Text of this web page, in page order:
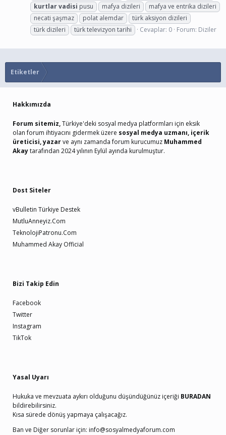
kurtlarvadisi pusu mafya dizileri
mafya ve entrika dizileri
necati şaşmaz
polat alemdar
türk aksiyon dizileri
türk dizileri
türk televizyon tarihi Cevaplar: 0 Forum: Diziler
Etiketler
Hakkımızda
Forum sitemiz,Türkiye'deki sosyal medya platformları için eksik
olan forum ihtiyacını gidermek üzere sosyal medya uzmanı, içerik
üreticisi, yazarve aynı zamanda forum kurucumuz Muhammed
Akaytarafından 2024 yılının Eylül ayında kurulmuştur.
Dost Siteler
vBulletin Türkiye Destek
MutluAnneyiz.Com
TeknolojiPatronu.Com
Muhammed Akay Official
Bizi Takip Edin
Facebook
Twitter
Instagram
TikTok
Yasal Uyarı
Hukuka ve mevzuata aykırı olduğunu düşündüğünüz içeriği BURADAN
bildirebilirsiniz.
Kısa sürede dönüş yapmaya çalışacağız.
Ban ve Diğer sorunlar için: info@sosyalmedyaforum.com